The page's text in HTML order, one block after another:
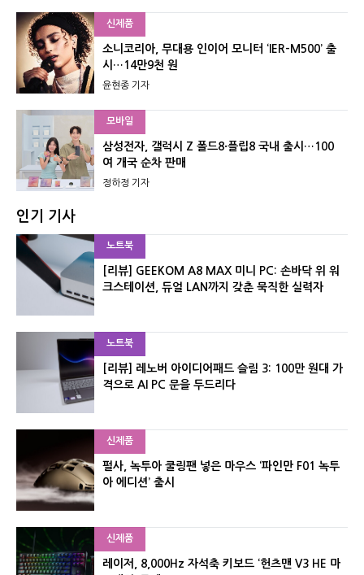
신제품
소니코리아, 무대용 인이어 모니터 ‘IER-M500’ 출
시…14만9천 원
윤현종 기자
모바일
삼성전자, 갤럭시 Z 폴드8·플립8 국내 출시…100
여 개국 순차 판매
정하정 기자
인기 기사
노트북
[리뷰] GEEKOM A8 MAX 미니 PC: 손바닥 위 워
크스테이션, 듀얼 LAN까지 갖춘 묵직한 실력자
노트북
[리뷰] 레노버 아이디어패드 슬림 3: 100만 원대 가
격으로 AI PC 문을 두드리다
신제품
펄사, 녹투아 쿨링팬 넣은 마우스 ‘파인만 F01 녹투
아 에디션’ 출시
신제품
레이저, 8,000Hz 자석축 키보드 ‘헌츠맨 V3 HE 마